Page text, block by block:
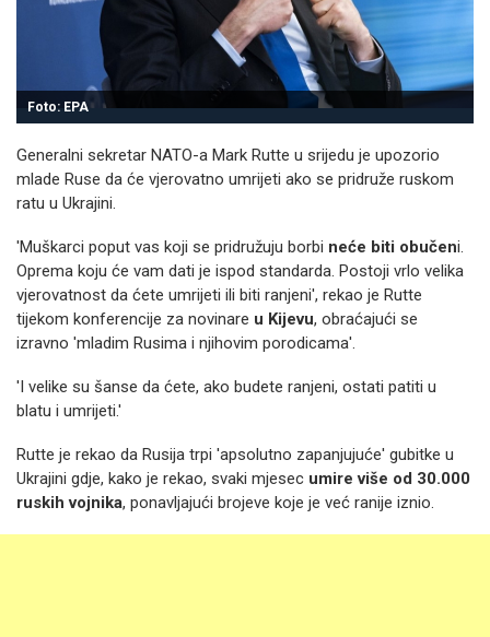
Foto: EPA
Generalni sekretar NATO-a Mark Rutte u srijedu je upozorio
mlade Ruse da će vjerovatno umrijeti ako se pridruže ruskom
ratu u Ukrajini.
'Muškarci poput vas koji se pridružuju borbi neće biti obučeni.
Oprema koju će vam dati je ispod standarda. Postoji vrlo velika
vjerovatnost da ćete umrijeti ili biti ranjeni', rekao je Rutte
tijekom konferencije za novinare u Kijevu, obraćajući se
izravno 'mladim Rusima i njihovim porodicama'.
'I velike su šanse da ćete, ako budete ranjeni, ostati patiti u
blatu i umrijeti.'
Rutte je rekao da Rusija trpi 'apsolutno zapanjujuće' gubitke u
Ukrajini gdje, kako je rekao, svaki mjesec umire više od 30.000
ruskih vojnika, ponavljajući brojeve koje je već ranije iznio.